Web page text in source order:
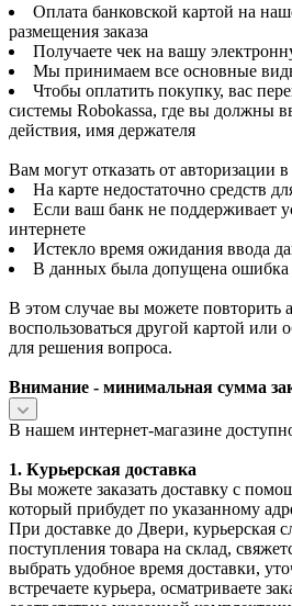
Оплата банковской картой на
размещения заказа
Получаете чек на вашу
Мы принимаем все основные
Чтобы оплатить покупку, вас
системы Robokassa, где вы должны
действия, имя держателя
Вам могут отказать от авторизации в
На карте недостаточно средств
Если ваш банк не поддерживает
интернете
Истекло время ожидания ввода
В данных была допущена ошибка
В этом случае вы можете повторить
воспользоваться другой картой или
для решения вопроса.
Внимание - минимальная сумма
В нашем интернет-магазине
1. Курьерская доставка
Вы можете заказать доставку с
который прибудет по указанному
При доставке до Двери, курьерская
поступления товара на склад,
выбрать удобное время доставки,
встречаете курьера, осматриваете